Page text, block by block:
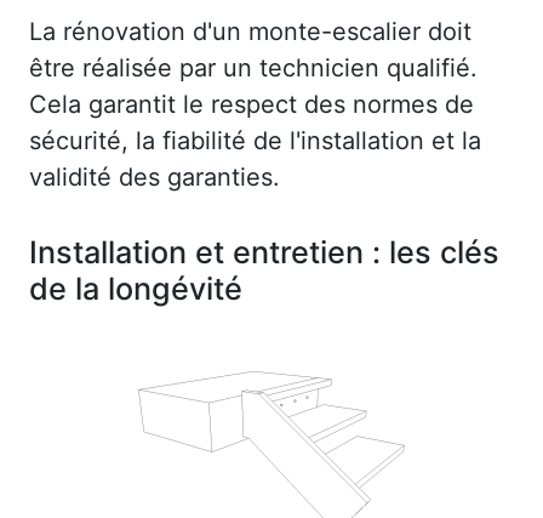
La rénovation d'un monte-escalier doit
être réalisée par un technicien qualifié.
Cela garantit le respect des normes de
sécurité, la fiabilité de l'installation et la
validité des garanties.
Installation et entretien : les clés
de la longévité